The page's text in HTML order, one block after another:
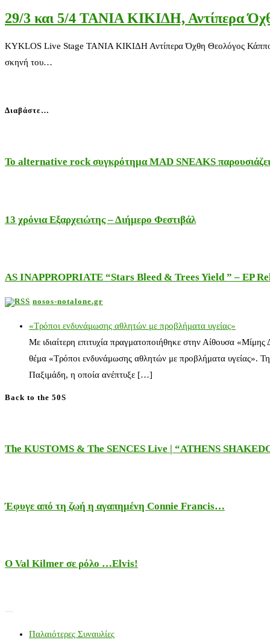
29/3 και 5/4 ΤΑΝΙΑ ΚΙΚΙΔΗ, Αντίπερα
KYKLOS Live Stage ΤΑΝΙΑ ΚΙΚΙΔΗ Αντίπερα Όχθη Θεολόγος
σκηνή του…
Διαβάστε…
Το alternative rock συγκρότημα MAD SNEAKS
13 χρόνια Εξαρχειώτης – Διήμερο Φεστιβάλ
AS INAPPROPRIATE “Stars Bleed & Trees Yield ” – EP
nosos-notalone.gr
«Τρόποι ενδυνάμωσης αθλητών με προβλήματα υγείας»
Με ιδιαίτερη επιτυχία πραγματοποιήθηκε στην Αίθουσα
θέμα «Τρόποι ενδυνάμωσης αθλητών με προβλήματα υγείας».
Παξιμάδη, η οποία ανέπτυξε […]
Back to the 50S
The KUSTOMS & The SENCES Live | “ATHENS
Έφυγε από τη ζωή η αγαπημένη Connie Francis…
Ο Val Kilmer σε ρόλο …Elvis!
Παλαιότερες Συναυλίες